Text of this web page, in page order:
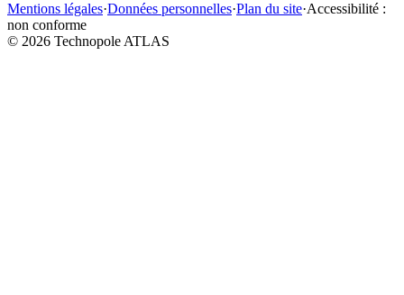
Mentions légales·Données personnelles·Plan du site·Accessibilité :
non conforme
© 2026 Technopole ATLAS